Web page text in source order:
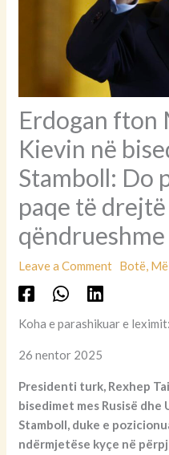
Erdogan fton
Kievin në
Stamboll: Do
paqe të
qëndrueshme
Leave a Comment Botë,
Koha e parashikuar e
26 nentor 2025
Presidenti turk, Rexhep
bisedimet mes Rusisë
Stamboll, duke e
ndërmjetëse kyçe në